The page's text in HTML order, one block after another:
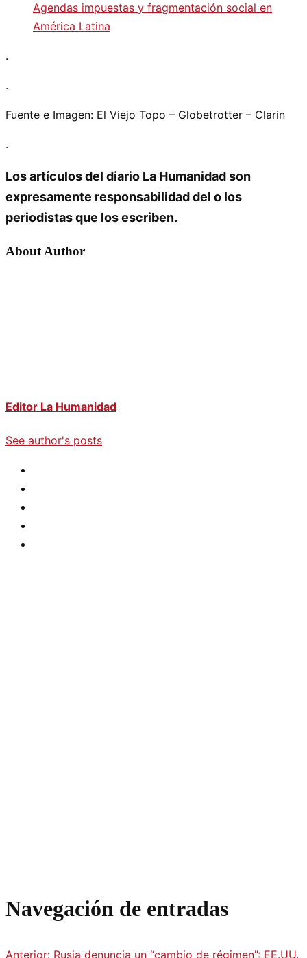
Agendas impuestas y fragmentación social en
América Latina
.
.
Fuente e Imagen: El Viejo Topo – Globetrotter – Clarin
.
Los artículos del diario La Humanidad son
expresamente responsabilidad del o los
periodistas que los escriben.
About Author
Editor La Humanidad
See author's posts
Navegación de entradas
Anterior: Rusia denuncia un “cambio de régimen”: EE.UU.